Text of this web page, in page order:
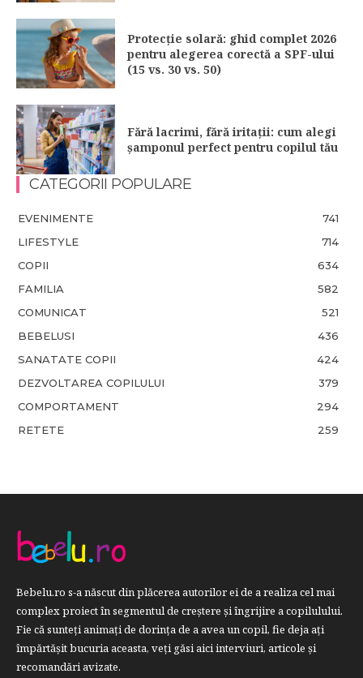
Protecție solară: ghid complet 2026
pentru alegerea corectă a SPF-ului
(15 vs. 30 vs. 50)
Fără lacrimi, fără iritații: cum alegi
șamponul perfect pentru copilul tău
CATEGORII POPULARE
EVENIMENTE
741
LIFESTYLE
714
COPII
634
FAMILIA
582
COMUNICAT
521
BEBELUSI
436
SANATATE COPII
424
DEZVOLTAREA COPILULUI
379
COMPORTAMENT
294
RETETE
259
Bebelu.ro s-a născut din plăcerea autorilor ei de a realiza cel mai
complex proiect în segmentul de creştere şi îngrijire a copilulului.
Fie că sunteţi animaţi de dorinţa de a avea un copil, fie deja aţi
împărtăşit bucuria aceasta, veți găsi aici interviuri, articole şi
recomandări avizate.